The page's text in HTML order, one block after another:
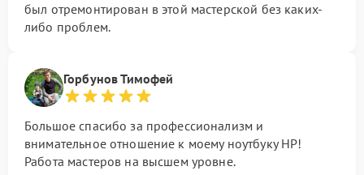
был отремонтирован в этой мастерской без каких-
либо проблем.
Горбунов Тимофей
Большое спасибо за профессионализм и
внимательное отношение к моему ноутбуку HP!
Работа мастеров на высшем уровне.